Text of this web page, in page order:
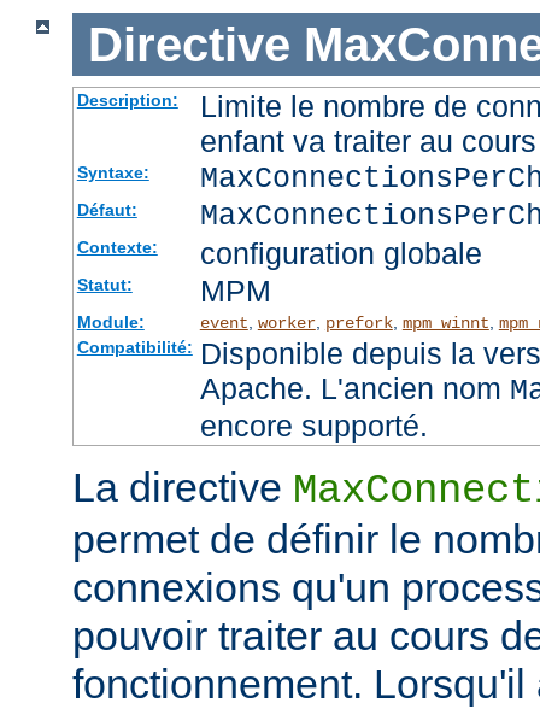
Directive
Description:
Limite le nombre de
enfant va traiter au
Syntaxe:
Défaut:
Contexte: configuration globale
Statut: MPM
Module: event worker, prefork, mpm_winnt
Compatibilité: Disponible depuis la
Apache. L'ancien nom
encore supporté.
La directive
permet de définir le
connexions qu'un
pouvoir traiter au cours
fonctionnement. Lorsqu'il